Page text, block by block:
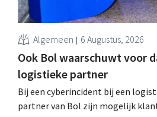
Algemeen 6 Augustus, 2026
Ook Bol waarschuwt voor
logistieke partner
Bij een cyberincident bij een
partner van Bol zijn mogelijk